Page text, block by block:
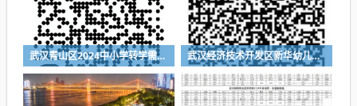
武汉青山区2024中小学转学需要什么材料 武汉经济技术开发区新华幼儿园2024年秋季招生简章